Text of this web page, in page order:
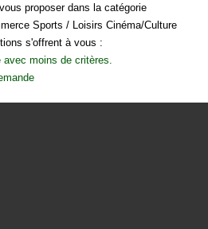
EN
proposer dans la catégorie
Sports / Loisirs Cinéma/Culture
s'offrent à vous :
moins de critères.